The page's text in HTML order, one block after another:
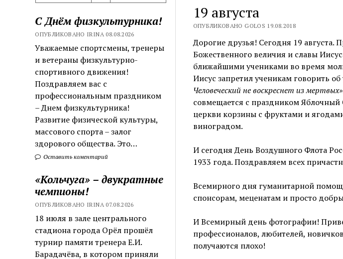
С Днём физкультурника!
ОПУБЛИКОВАНО IRINA 08.08.2026
Уважаемые спортсмены, тренеры
и ветераны физкультурно-
спортивного движения!
Поздравляем вас с
профессиональным праздником
– Днем физкультурника!
Развитие физической культуры,
массового спорта – залог
здорового общества. Это…
Оставить коментарий
«Кольчуга» – двукратные
чемпионы!
ОПУБЛИКОВАНО IRINA 07.08.2026
18 июля в зале центрального
стадиона города Орёл прошёл
турнир памяти тренера Е.И.
Барадачёва, в котором приняли
19 августа
ОПУБЛИКОВАНО GOLOS 19.08.2018
Дорогие друзья! Сегодня 19 августа.
Божественного величия и славы
ближайшими учениками во время
Иисус запретил ученикам говорить
Человеческий не воскреснет из мертвых»
совмещается с праздником Яблочный
церкви корзины с фруктами и
виноградом.
И сегодня День Воздушного Флота
1933 года. Поздравляем всех
Всемирного дня гуманитарной
спонсорам, меценатам и просто
И Всемирный день фотографии!
профессионалов, любителей,
получаются плохо!